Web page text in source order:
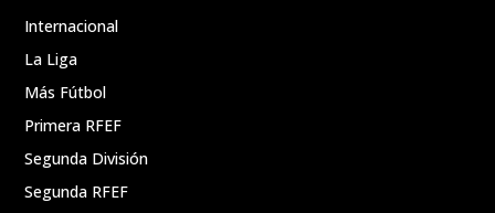
Internacional
La Liga
Más Fútbol
Primera RFEF
Segunda División
Segunda RFEF